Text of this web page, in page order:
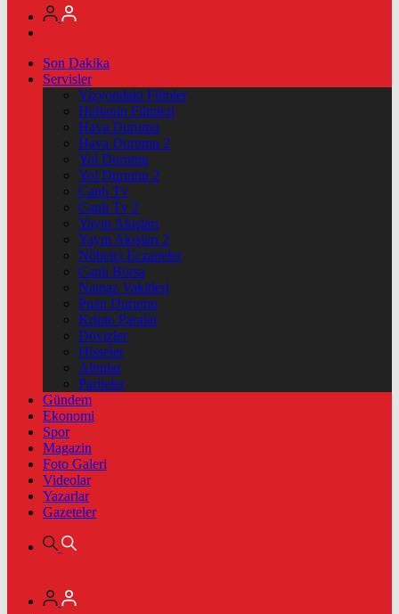
Son Dakika
Servisler
Vizyondaki Filmler
Haftanin Filmleri
Hava Durumu
Hava Durumu 2
Yol Durumu
Yol Durumu 2
Canlı Tv
Canlı Tv 2
Yayın Akışları
Yayın Akışları 2
Nöbetçi Eczaneler
Canlı Borsa
Namaz Vakitleri
Puan Durumu
Kripto Paralar
Dövizler
Hisseler
Altınlar
Pariteler
Gündem
Ekonomi
Spor
Magazin
Foto Galeri
Videolar
Yazarlar
Gazeteler